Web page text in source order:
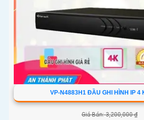
VP-N4883H1 ĐẦU GHI HÌNH IP 4
Giá Bán: 3,200,000 ₫